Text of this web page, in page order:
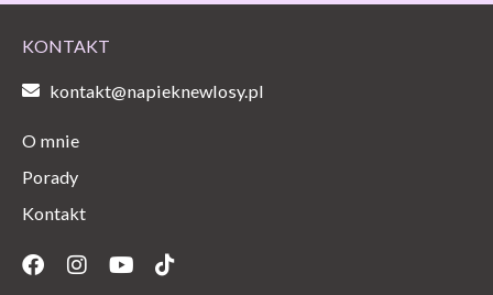
KONTAKT
kontakt@napieknewlosy.pl
O mnie
Porady
Kontakt
Facebook
Instagram
YoutubeTiktok